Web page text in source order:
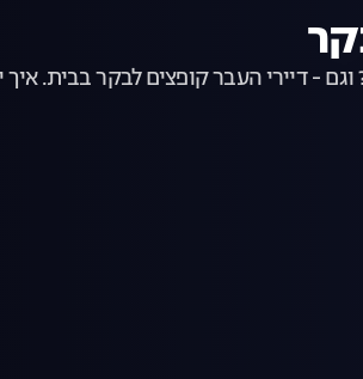
דיירי העבר קופצים לבקר בבית. איך